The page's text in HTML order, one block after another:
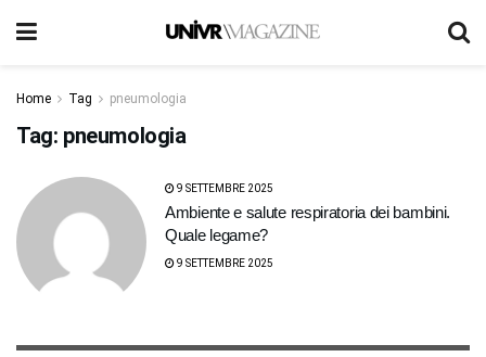
Home Tag pneumologia
Tag: pneumologia
9 SETTEMBRE 2025
Ambiente e salute respiratoria dei bambini.
Quale legame?
9 SETTEMBRE 2025